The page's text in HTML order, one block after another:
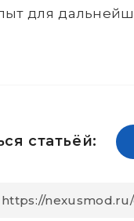
для
статьёй: